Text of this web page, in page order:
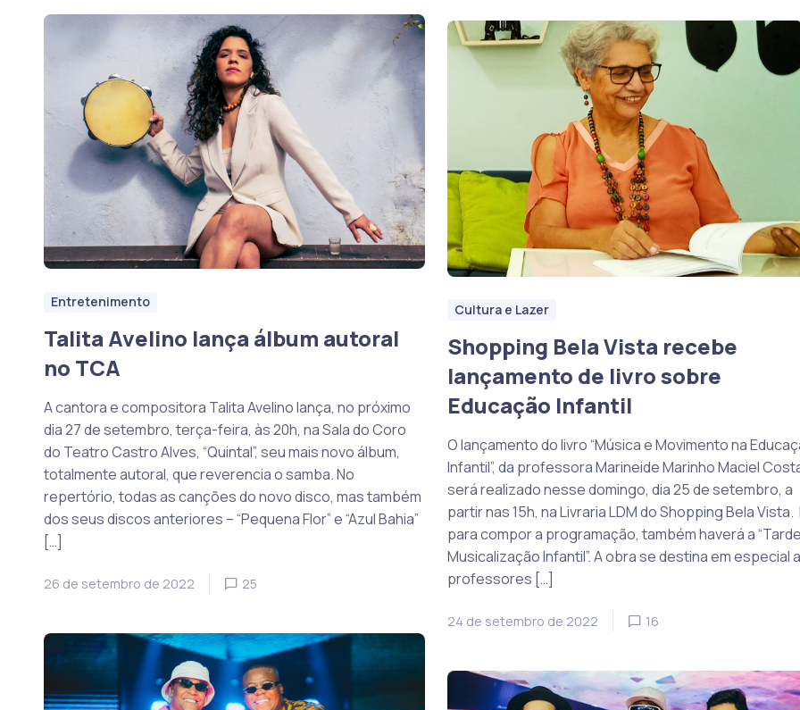
Entretenimento
Talita Avelino lança álbum autoral
no TCA
A cantora e compositora Talita Avelino lança, no próximo
dia 27 de setembro, terça-feira, às 20h, na Sala do Coro
do Teatro Castro Alves, “Quintal”, seu mais novo álbum,
totalmente autoral, que reverencia o samba. No
repertório, todas as canções do novo disco, mas também
dos seus discos anteriores – “Pequena Flor” e “Azul Bahia”
[…]
26 de setembro de 2022 25
Cultura e Lazer
Shopping Bela Vista recebe
lançamento de livro sobre
Educação Infantil
O lançamento do livro “Música e Movimento na
Infantil”, da professora Marineide Marinho Maciel
será realizado nesse domingo, dia 25 de setembro, a
partir nas 15h, na Livraria LDM do Shopping Bela Vista.
para compor a programação, também haverá a
Musicalização Infantil”. A obra se destina em especial
professores […]
24 de setembro de 2022 16